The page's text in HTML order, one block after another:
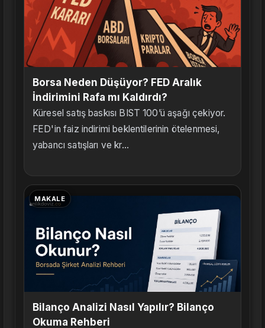
Borsa Neden Düşüyor? FED Aralık
İndirimini Rafa mı Kaldırdı?
Küresel satış baskısı BIST 100’ü aşağı çekiyor.
FED'in faiz indirimi beklentilerinin ötelenmesi,
yabancı satışları ve kr...
MAKALE
Bilanço Analizi Nasıl Yapılır? Bilanço
Okuma Rehberi